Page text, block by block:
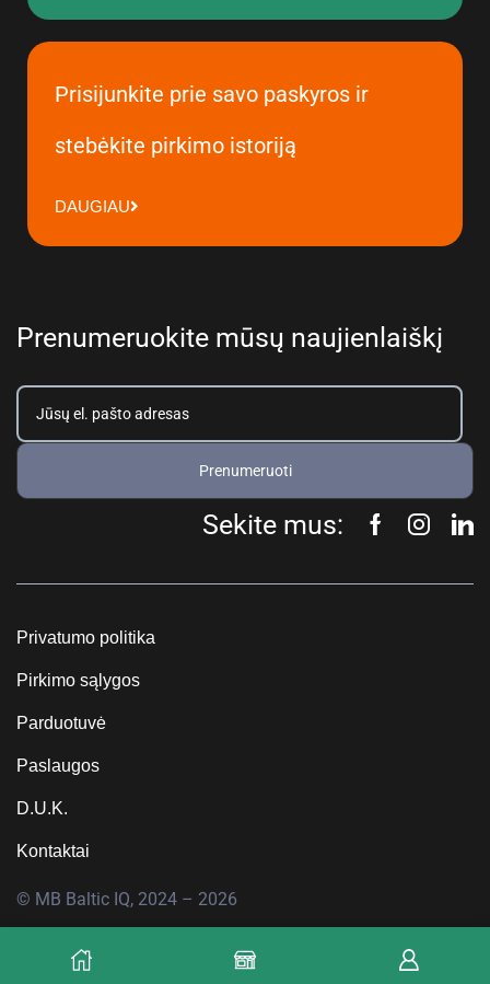
Prisijunkite prie savo paskyros ir
stebėkite pirkimo istoriją
DAUGIAU
Prenumeruokite mūsų naujienlaiškį
Prenumeruoti
Sekite mus:
Privatumo politika
Pirkimo sąlygos
Parduotuvė
Paslaugos
D.U.K.
Kontaktai
© MB Baltic IQ, 2024 – 2026